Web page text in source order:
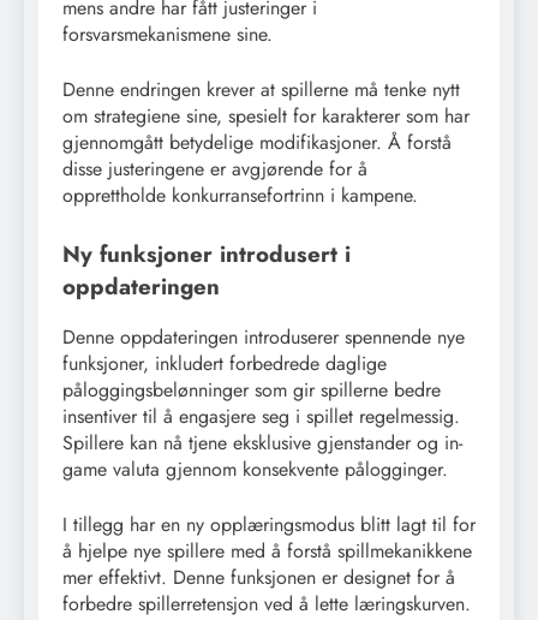
mens andre har fått justeringer i
forsvarsmekanismene sine.
Denne endringen krever at spillerne må tenke nytt
om strategiene sine, spesielt for karakterer som har
gjennomgått betydelige modifikasjoner. Å forstå
disse justeringene er avgjørende for å
opprettholde konkurransefortrinn i kampene.
Ny funksjoner introdusert i
oppdateringen
Denne oppdateringen introduserer spennende nye
funksjoner, inkludert forbedrede daglige
påloggingsbelønninger som gir spillerne bedre
insentiver til å engasjere seg i spillet regelmessig.
Spillere kan nå tjene eksklusive gjenstander og in-
game valuta gjennom konsekvente pålogginger.
I tillegg har en ny opplæringsmodus blitt lagt til for
å hjelpe nye spillere med å forstå spillmekanikkene
mer effektivt. Denne funksjonen er designet for å
forbedre spillerretensjon ved å lette læringskurven.